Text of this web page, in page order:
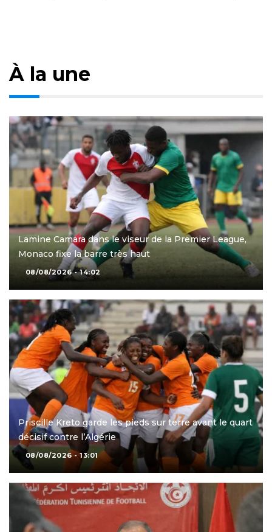
À la une
Lamine Camara dans le viseur de la Premier League,
Monaco fixe la barre très haut
08/08/2026 - 14:02
Priscille Kreto garde les pieds sur terre avant le quart
décisif contre l’Algérie
08/08/2026 - 13:01